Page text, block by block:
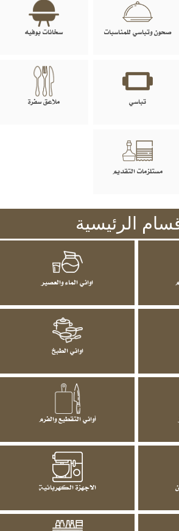
صحون وتباسي للمناسبات سخانات بوفيه
تباسي ملاعق سفرة
مستلزمات التقديم
الرئيسية
اواني الماء والعصير
اواني الطبخ
أواني التقطيع والفرم
الاجهزة الكهربائية